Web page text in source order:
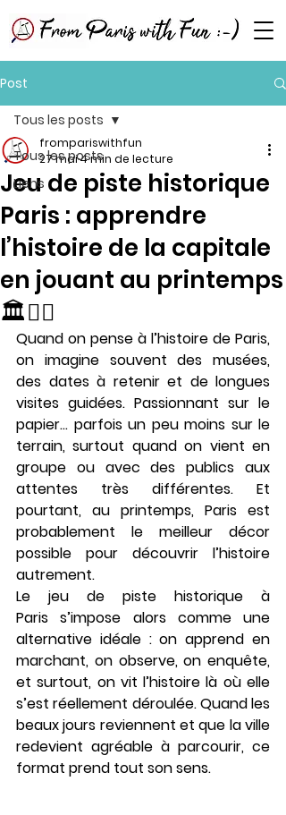
Post
Tous les posts
Liens
Tous les posts
Jeu de piste historique
Paris : apprendre
l’histoire de la capitale
en jouant au printemps
🏛️🕵️‍♀️
frompariswithfun
27 mai4 min de lecture
Quand on pense à l’histoire de Paris,
on imagine souvent des musées,
des dates à retenir et de longues
visites guidées. Passionnant sur le
papier… parfois un peu moins sur le
terrain, surtout quand on vient en
groupe ou avec des publics aux
attentes très différentes. Et
pourtant, au printemps, Paris est
probablement le meilleur décor
possible pour découvrir l’histoire
autrement.
Le jeu de piste historique à
Paris s’impose alors comme une
alternative idéale : on apprend en
marchant, on observe, on enquête,
et surtout, on vit l’histoire là où elle
s’est réellement déroulée. Quand les
beaux jours reviennent et que la ville
redevient agréable à parcourir, ce
format prend tout son sens.